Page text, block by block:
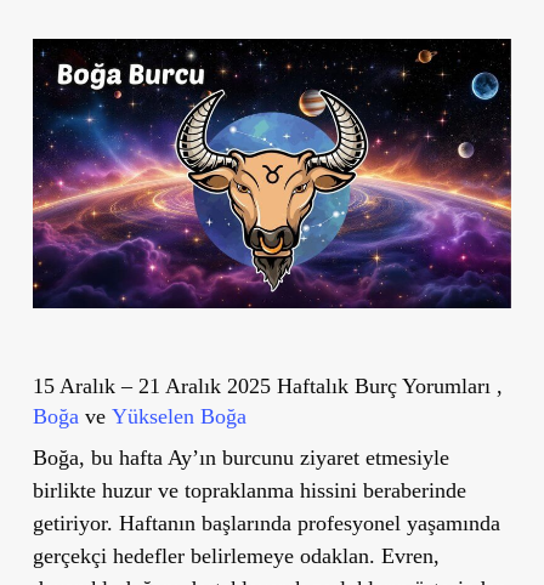
15 Aralık – 21 Aralık 2025 Haftalık Burç Yorumları ,
Boğave Yükselen Boğa
Boğa, bu hafta Ay’ın burcunu ziyaret etmesiyle
birlikte huzur ve topraklanma hissini beraberinde
getiriyor. Haftanın başlarında profesyonel yaşamında
gerçekçi hedefler belirlemeye odaklan. Evren,